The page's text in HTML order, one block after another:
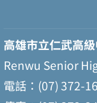
高雄市立仁武高
Renwu Senior
電話：(07) 372-